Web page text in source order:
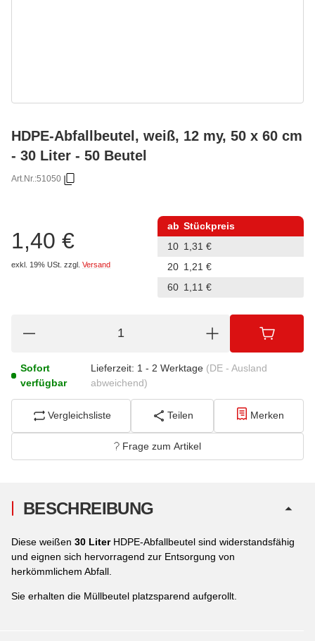
HDPE-Abfallbeutel, weiß, 12 my, 50 x 60 cm
- 30 Liter - 50 Beutel
Art.Nr.:51050
1,40 €
exkl. 19% USt. zzgl. Versand
ab Stückpreis
10 1,31 €
20 1,21 €
60 1,11 €
Sofort
verfügbar
Lieferzeit: 1 - 2 Werktage (DE - Ausland
abweichend)
Vergleichsliste Teilen Merken
Frage zum Artikel
BESCHREIBUNG
Diese weißen 30 Liter HDPE-Abfallbeutel sind widerstandsfähig
und eignen sich hervorragend zur Entsorgung von
herkömmlichem Abfall.
Sie erhalten die Müllbeutel platzsparend aufgerollt.